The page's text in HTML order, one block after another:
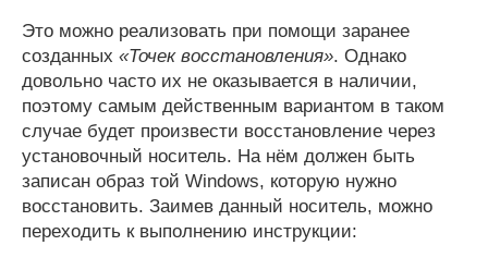
Это можно реализовать при помощи заранее
созданных «Точек восстановления». Однако
довольно часто их не оказывается в наличии,
поэтому самым действенным вариантом в таком
случае будет произвести восстановление через
установочный носитель. На нём должен быть
записан образ той Windows, которую нужно
восстановить. Заимев данный носитель, можно
переходить к выполнению инструкции: